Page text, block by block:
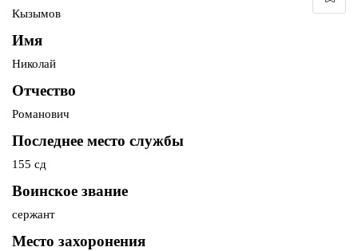
Кызымов
Имя
Николай
Отчество
Романович
Последнее место службы
155 сд
Воинское звание
сержант
Место захоронения